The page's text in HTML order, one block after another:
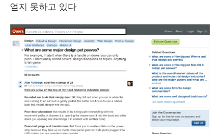
얻지 못하고 있다